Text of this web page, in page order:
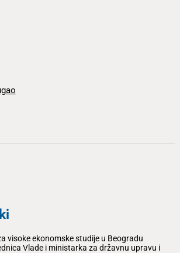
visoke ekonomske studije u Beogradu
Vlade i ministarka za državnu upravu i